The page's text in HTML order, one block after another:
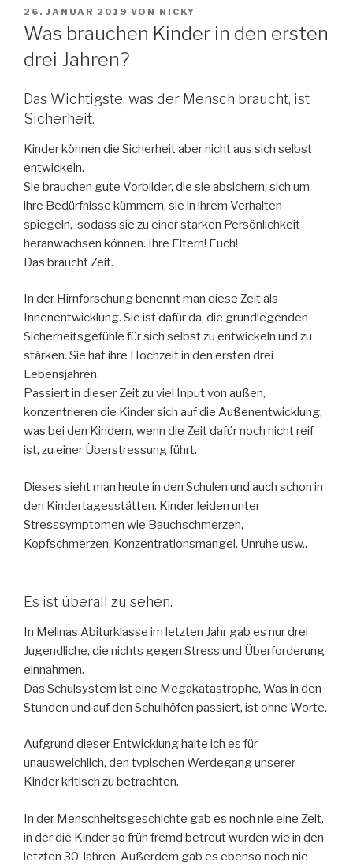
VERÖFFENTLICHT
AM
26. JANUAR 2019 VON NICKY
Was brauchen Kinder in den ersten
drei Jahren?
Das Wichtigste, was der Mensch braucht, ist
Sicherheit.
Kinder können die Sicherheit aber nicht aus sich selbst
entwickeln.
Sie brauchen gute Vorbilder, die sie absichern, sich um
ihre Bedürfnisse kümmern, sie in ihrem Verhalten
spiegeln, sodass sie zu einer starken Persönlichkeit
heranwachsen können. Ihre Eltern! Euch!
Das braucht Zeit.
In der Hirnforschung benennt man diese Zeit als
Innenentwicklung. Sie ist dafür da, die grundlegenden
Sicherheitsgefühle für sich selbst zu entwickeln und zu
stärken. Sie hat ihre Hochzeit in den ersten drei
Lebensjahren.
Passiert in dieser Zeit zu viel Inputvon außen,
konzentrieren die Kinder sich auf die Außenentwicklung,
was bei den Kindern, wenn die Zeit dafür noch nicht reif
ist, zu einer Überstressungführt.
Dieses sieht man heute in den Schulen und auch schon in
den Kindertagesstätten. Kinder leiden unter
Stresssymptomen wie Bauchschmerzen,
Kopfschmerzen, Konzentrationsmangel, Unruhe usw..
Es ist überall zu sehen.
In Melinas Abiturklasse im letzten Jahr gab es nur drei
Jugendliche, die nichts gegen Stress und Überforderung
einnahmen.
Das Schulsystem ist eine Megakatastrophe. Was in den
Stunden und auf den Schulhöfen passiert, ist ohne Worte.
Aufgrund dieser Entwicklung halte ich es für
unausweichlich, den typischen Werdegang unserer
Kinder kritisch zu betrachten.
In der Menschheitsgeschichte gab es noch nie eine Zeit,
in der die Kinder so früh fremd betreutwurden wie in den
letzten 30 Jahren. Außerdem gab es ebenso noch nie